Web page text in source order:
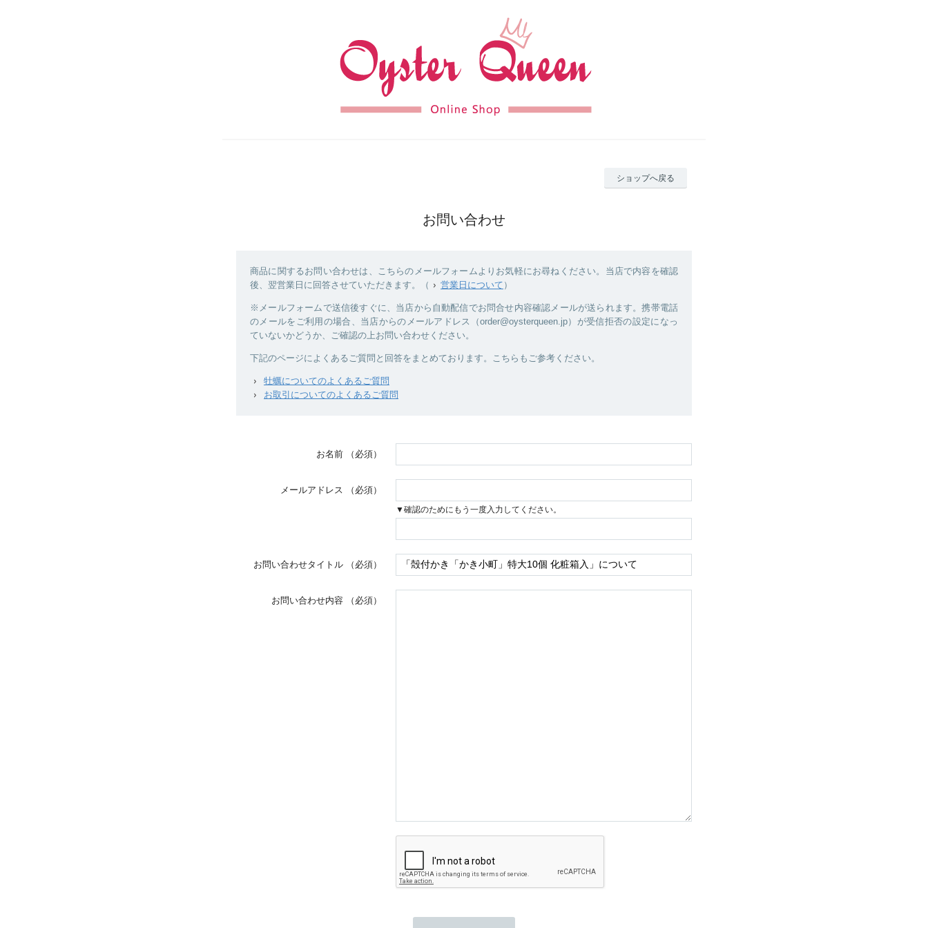
ショップへ戻る
お問い合わせ
商品に関するお問い合わせは、こちらのメールフォームよりお気軽にお尋ねください。当店で内容を確認
後、翌営業日に回答させていただきます。（
営業日について ）
※メールフォームで送信後すぐに、当店から自動配信でお問合せ内容確認メールが送られます。携帯電話
のメールをご利用の場合、当店からのメールアドレス（order@oysterqueen.jp）が受信拒否の設定になっ
ていないかどうか、ご確認の上お問い合わせください。
下記のページによくあるご質問と回答をまとめております。こちらもご参考ください。
牡蠣についてのよくあるご質問
お取引についてのよくあるご質問
お名前 （必須）
メールアドレス （必須）
▼確認のためにもう一度入力してください。
お問い合わせタイトル （必須）
お問い合わせ内容 （必須）